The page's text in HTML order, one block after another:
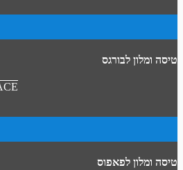
טיסה ומלון לבורגס
טיסה ומלון לפאפוס